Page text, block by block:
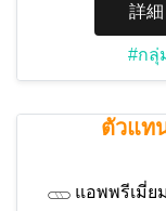
詳細
#กลุ่
ตัวแท
𓊔 แอพพรีเมี่ยม